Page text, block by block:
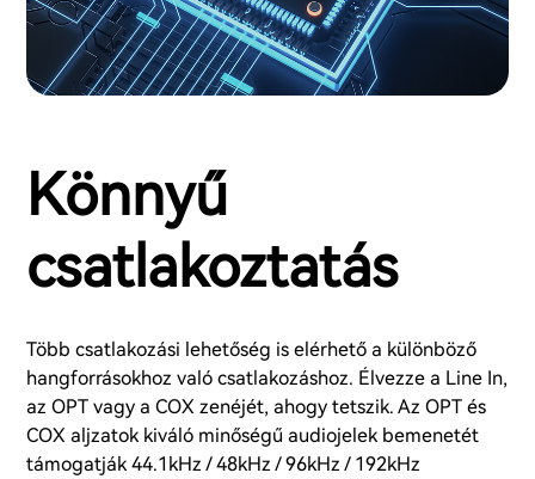
Könnyű
csatlakoztatás
Több csatlakozási lehetőség is elérhető a különböző
hangforrásokhoz való csatlakozáshoz. Élvezze a Line In,
az OPT vagy a COX zenéjét, ahogy tetszik. Az OPT és
COX aljzatok kiváló minőségű audiojelek bemenetét
támogatják 44.1kHz / 48kHz / 96kHz / 192kHz